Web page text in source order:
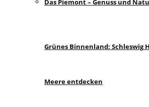
Das Piemont – Genuss und
Grünes Binnenland: Schleswig
Meere entdecken